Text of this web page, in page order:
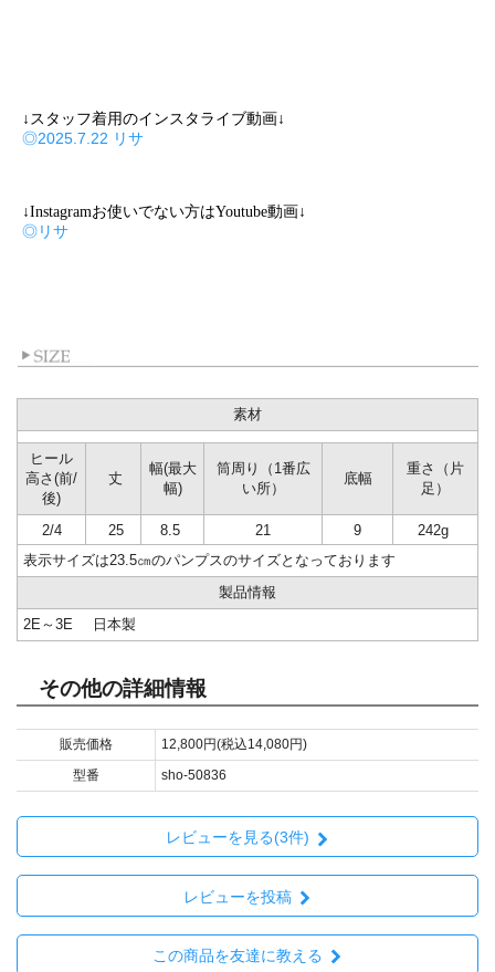
↓スタッフ着用のインスタライブ動画↓
◎2025.7.22 リサ
↓Instagramお使いでない方はYoutube動画↓
◎リサ
素材
ヒール
高さ(前/
後)
丈
幅(最大
幅)
筒周り（1番広
い所）
底幅
重さ（片
足）
2/4 25 8.5 21 9
242g
表示サイズは23.5㎝のパンプスのサイズとなっております
製品情報
2E～3E
日本製
その他の詳細情報
販売価格
12,800円(税込14,080円)
型番
sho-50836
レビューを見る(3件)
レビューを投稿
この商品を友達に教える